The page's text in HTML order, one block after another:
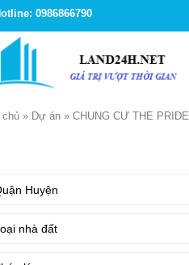
0986866790
chủ » Dự án » CHUNG CƯ THE PRIDE